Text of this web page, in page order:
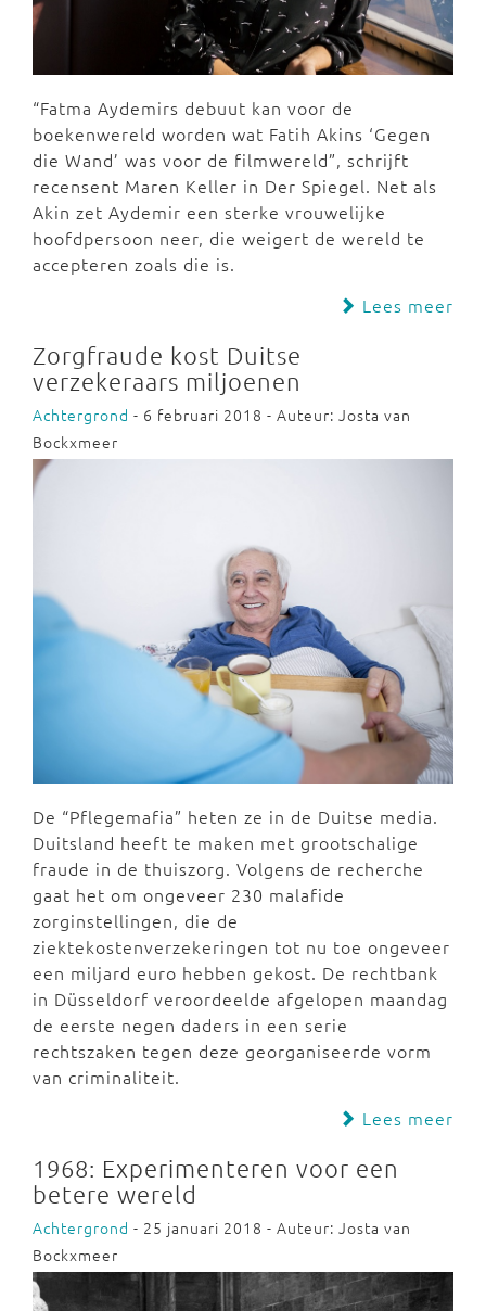
“Fatma Aydemirs debuut kan voor de
boekenwereld worden wat Fatih Akins ‘Gegen
die Wand’ was voor de filmwereld”, schrijft
recensent Maren Keller in Der Spiegel. Net als
Akin zet Aydemir een sterke vrouwelijke
hoofdpersoon neer, die weigert de wereld te
accepteren zoals die is.
Lees meer
Zorgfraude kost Duitse
verzekeraars miljoenen
Achtergrond - 6 februari 2018 - Auteur: Josta van
Bockxmeer
De “Pflegemafia” heten ze in de Duitse media.
Duitsland heeft te maken met grootschalige
fraude in de thuiszorg. Volgens de recherche
gaat het om ongeveer 230 malafide
zorginstellingen, die de
ziektekostenverzekeringen tot nu toe ongeveer
een miljard euro hebben gekost. De rechtbank
in Düsseldorf veroordeelde afgelopen maandag
de eerste negen daders in een serie
rechtszaken tegen deze georganiseerde vorm
van criminaliteit.
Lees meer
1968: Experimenteren voor een
betere wereld
Achtergrond - 25 januari 2018 - Auteur: Josta van
Bockxmeer